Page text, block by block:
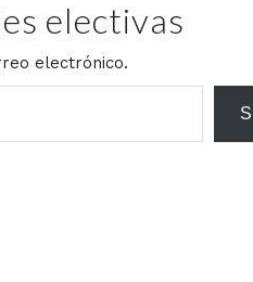
electivas
electrónico.